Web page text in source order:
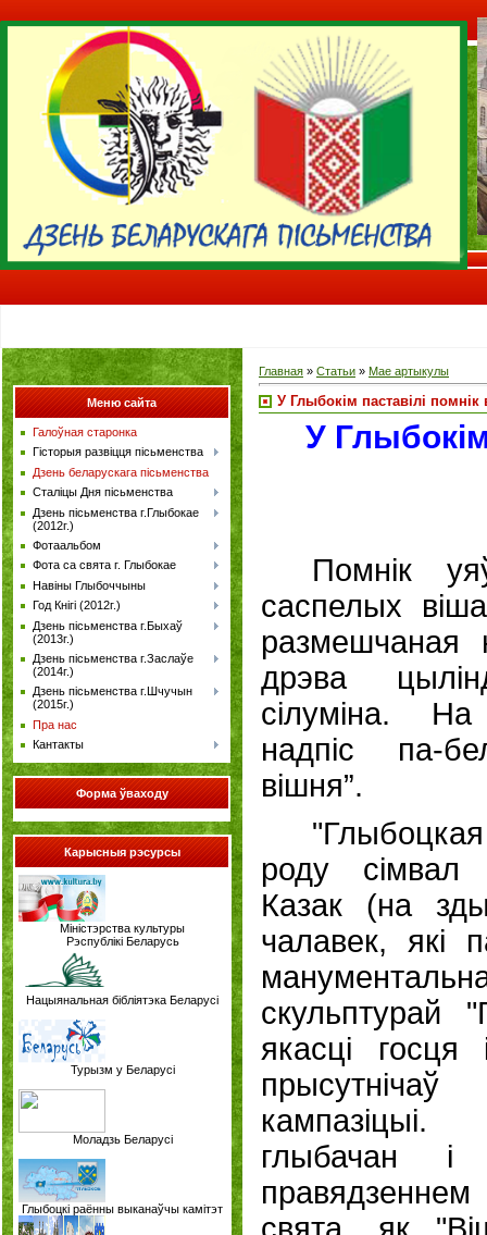
Меню сайта
Галоўная старонка
Гісторыя развіцця пісьменства
Дзень беларускага пісьменства
Сталіцы Дня пісьменства
Дзень пісьменства г.Глыбокае
(2012г.)
Фотаальбом
Фота са свята г. Глыбокае
Навіны Глыбоччыны
Год Кнігі (2012г.)
Дзень пісьменства г.Быхаў
(2013г.)
Дзень пісьменства г.Заслаўе
(2014г.)
Дзень пісьменства г.Шчучын
(2015г.)
Пра нас
Кантакты
Форма ўваходу
Карысныя рэсурсы
Міністэрства культуры
Рэспублікі Беларусь
Нацыянальная бібліятэка Беларусі
Турызм у Беларусі
Моладзь Беларусі
Глыбоцкі раённы выканаўчы камітэт
Главная » Статьи » Мае артыкулы
У Глыбокім паставілі помнік
У Глыбокім
Помнік
саспелых
размешчаная
дрэва
сілуміна.
надпіс па-
вішня”.
роду сімвал
Казак (на
чалавек, які
скульптурай
якасці
глыбачан
правядзеннем